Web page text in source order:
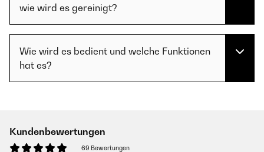
wie wird es gereinigt?
Wie wird es bedient und welche Funktionen
hat es?
Kundenbewertungen
69 Bewertungen